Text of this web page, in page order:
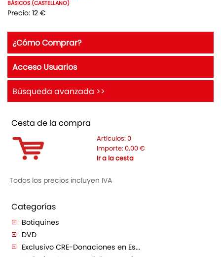
BÁSICOS (CASTELLANO)
Precio: 12 €
¿Cómo Comprar?
Acceso Usuarios
Búsqueda avanzada >>
Cesta de la compra
Artículos: 0
Importe: 0,00 €
Ir a la cesta
Todos los precios incluyen IVA
Categorías
Botiquines
DVD
Exclusivo CRE-Donaciones en Es...